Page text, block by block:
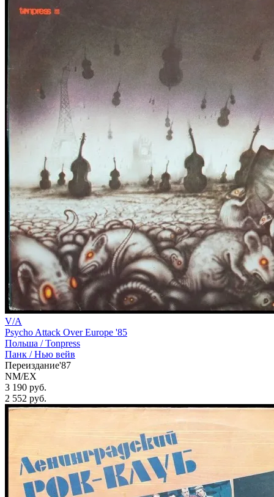
V/A
Psycho Attack Over Europe '85
Польша /Tonpress
Панк / Нью вейв
Переиздание'87
NM/EX
3 190 руб.
2 552 руб.